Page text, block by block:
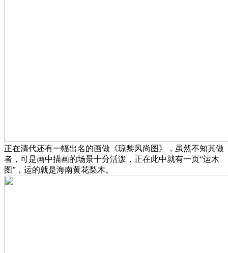
正在清代还有一幅出名的画做《琼黎风尚图》，虽然不知其做
者，可是画中描画的场景十分活泼，正在此中就有一页“运木
图”，运的就是海南黄花梨木。